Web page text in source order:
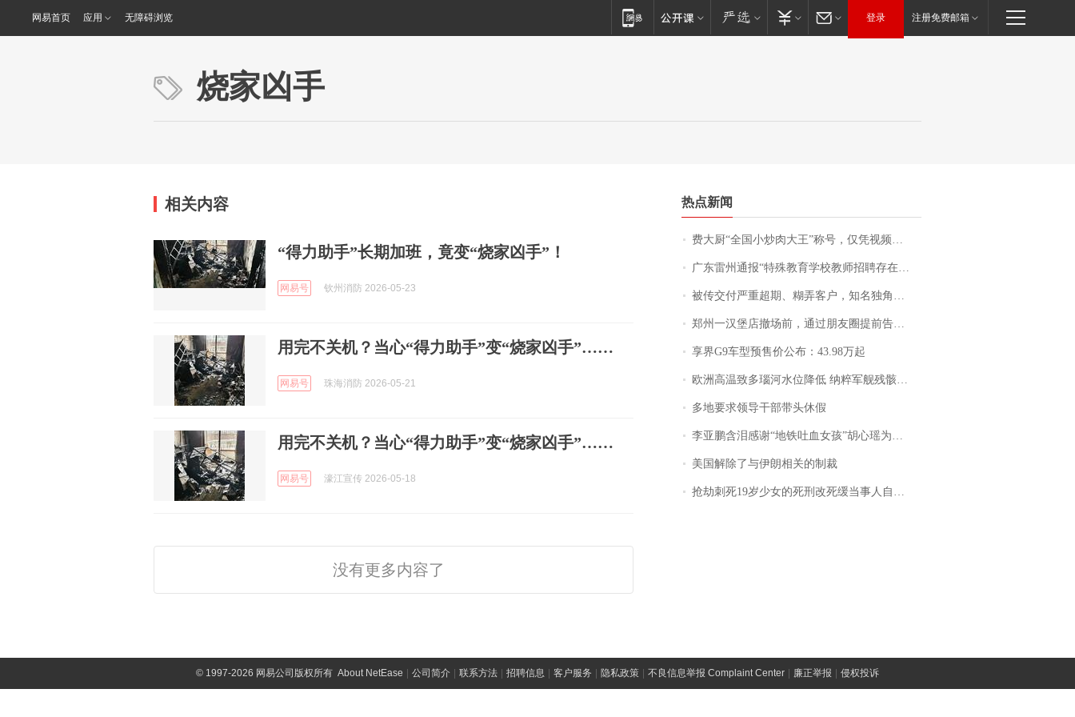
网易首页 应用 无障碍浏览 登录 注册免费邮箱
烧家凶手
相关内容
“得力助手”长期加班，竟变“烧家凶手”！
网易号 钦州消防 2026-05-23
用完不关机？当心“得力助手”变“烧家凶手”……
网易号 珠海消防 2026-05-21
用完不关机？当心“得力助手”变“烧家凶手”……
网易号 濠江宣传 2026-05-18
没有更多内容了
热点新闻
费大厨“全国小炒肉大王”称号，仅凭视频评出？中国烹饪协会回应
广东雷州通报“特殊教育学校教师招聘存在违规行为”：已启动问责程序 副校长被停职
被传交付严重超期、糊弄客户，知名独角兽车企创始人回应：都没证据，将依法采取措施，“本人长期与美国交管局保持沟通，对方表示肯定”
郑州一汉堡店撤场前，通过朋友圈提前告知逐一退费，有顾客仅剩1元也全被退回，分文不少；顾客：言而有信，让人感动
享界G9车型预售价公布：43.98万起
欧洲高温致多瑙河水位降低 纳粹军舰残骸重见天日
多地要求领导干部带头休假
李亚鹏含泪感谢“地铁吐血女孩”胡心瑶为嫣然天使捐99999元：这份捐赠太沉重，尊重其捐赠意愿，个人向胡心瑶和她的病友之家各捐赠99999元
美国解除了与伊朗相关的制裁
抢劫刺死19岁少女的死刑改死缓当事人自述：出狱11年间始终刻意躲避被害人家属
©1997-2026 网易公司版权所有 About NetEase 公司简介 联系方法 招聘信息 客户服务 隐私政策 不良信息举报 Complaint Center 廉正举报 侵权投诉